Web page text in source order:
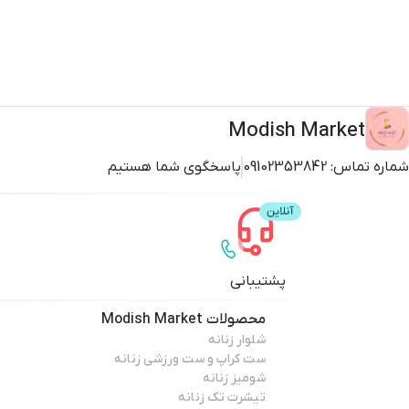
Modish Market
شماره تماس: 09102353842 پاسخگوی شما هستیم
پشتیبانی
محصولات Modish Market
شلوار زنانه
ست کراپ و ست ورزشی زنانه
شومیز زنانه
تیشرت تک زنانه